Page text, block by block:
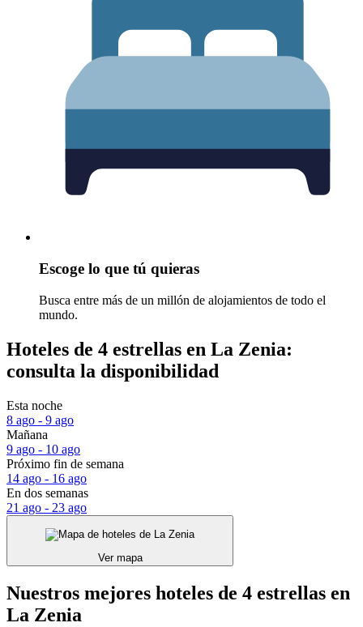
Escoge lo que tú quieras
Busca entre más de un millón de alojamientos de todo el
mundo.
Hoteles de 4 estrellas en La Zenia:
consulta la disponibilidad
Esta noche
8 ago - 9 ago
Mañana
9 ago - 10 ago
Próximo fin de semana
14 ago - 16 ago
En dos semanas
21 ago - 23 ago
Ver mapa
Nuestros mejores hoteles de 4 estrellas en
La Zenia